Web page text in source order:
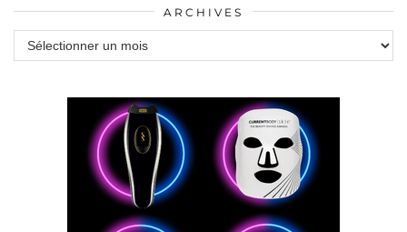
ARCHIVES
Archives